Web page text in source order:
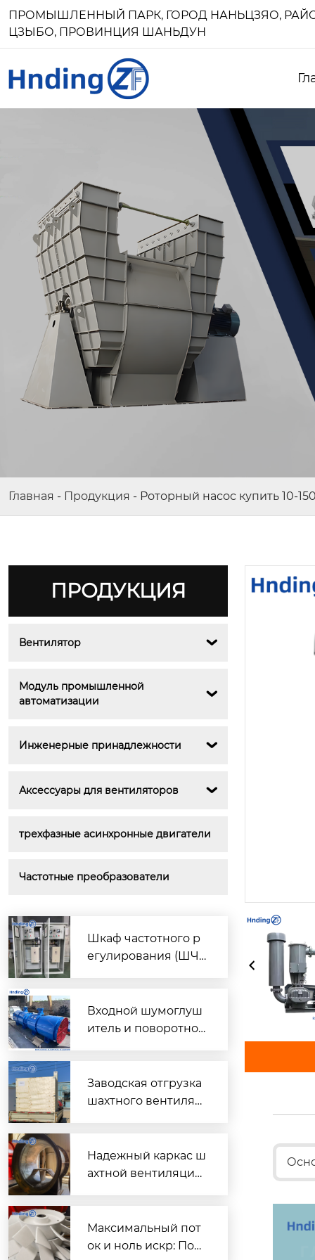
ПРОМЫШЛЕННЫЙ ПАРК, ГОРОД НАНЬЦЗЯО,
ЦЗЫБО, ПРОВИНЦИЯ ШАНЬДУН
Главная - Продукция - Роторный насос купить 10-
ПРОДУКЦИЯ
Вентилятор 
Модуль промышленной
автоматизации

Инженерные принадлежности 
Аксессуары для вентиляторов 
трехфазные асинхронные двигатели
Частотные преобразователи
Шкаф частотного р
егулирования (ШЧ
ext{ кВт}$
Входной шумоглуш
итель и поворотно-
вентилятора главно
го проветривания
Заводская отгрузка
шахтного вентилят
его объекта в Казах
стане
Надежный каркас ш
ахтной вентиляции:
DK
Максимальный пот
ок и ноль искр: Пош